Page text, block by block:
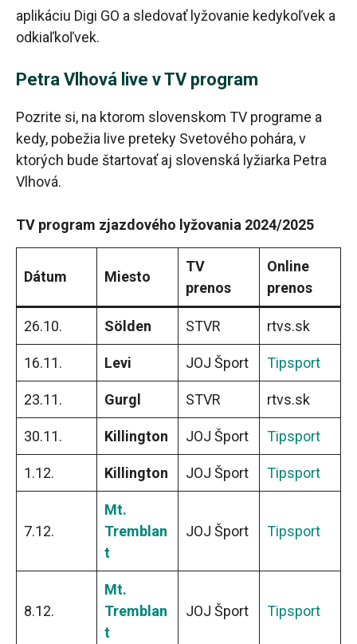
aplikáciu Digi GO a sledovať lyžovanie kedykoľvek a
odkiaľkoľvek.
Petra Vlhová live v TV program
Pozrite si, na ktorom slovenskom TV programe a
kedy, pobežia live preteky Svetového pohára, v
ktorých bude štartovať aj slovenská lyžiarka Petra
Vlhová.
TV program zjazdového lyžovania 2024/2025
Dátum Miesto
TV
prenos
Online
prenos
26.10. Sölden STVR rtvs.sk
16.11. Levi JOJ Šport Tipsport
23.11. Gurgl STVR rtvs.sk
30.11. Killington JOJ Šport Tipsport
1.12. Killington JOJ Šport Tipsport
7.12.
Mt.
Tremblan
t
JOJ Šport Tipsport
8.12.
Mt.
Tremblan
t
JOJ Šport Tipsport